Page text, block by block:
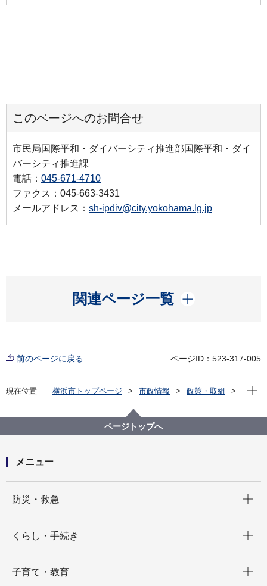
このページへのお問合せ
市民局国際平和・ダイバーシティ推進部国際平和・ダイ
バーシティ推進課
電話： 045-671-4710
ファクス：045-663-3431
メールアドレス： sh-ipdiv@city.yokohama.lg.jp
関連ページ一覧
開く
前のページに戻る ページID：523-317-005
現在位置 横浜市トップページ 市政情報
政策・取組
「フォトジャーナリスト林典子が伝える世界の今」
横浜市国際平和講演会を開催しました
現在
ページトップへ
メニュー
防災・救急
くらし・手続き
子育て・教育